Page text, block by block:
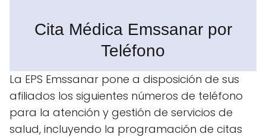
Cita Médica Emssanar por
Teléfono
La EPS Emssanar pone a disposición de sus
afiliados los siguientes números de teléfono
para la atención y gestión de servicios de
salud, incluyendo la programación de citas